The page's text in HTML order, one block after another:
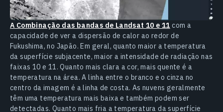
A Combinação das bandas de Landsat 10 e 11 com a
capacidade de ver a dispersão de calor ao redor de
Fukushima, no Japão. Em geral, quanto maior a temperatura
da superfície subjacente, maior a intensidade de radiação nas
faixas 10 e 11. Quanto mais clara a cor, mais quente é a
temperatura na área. A linha entre o branco e o cinza no
centro da imagem é a linha de costa. As nuvens geralmente
têm uma temperatura mais baixa e também podem ser
detectadas. Quanto mais fria a temperatura da superfície